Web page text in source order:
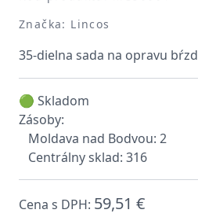
Značka: Lincos
35-dielna sada na opravu bŕzd
🟢 Skladom
Zásoby:
Moldava nad Bodvou: 2
Centrálny sklad: 316
Cena s DPH: 59,51 €